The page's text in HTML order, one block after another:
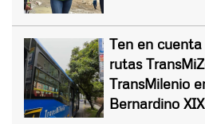
Ten en
rutas
TransMilenio
Bernardino